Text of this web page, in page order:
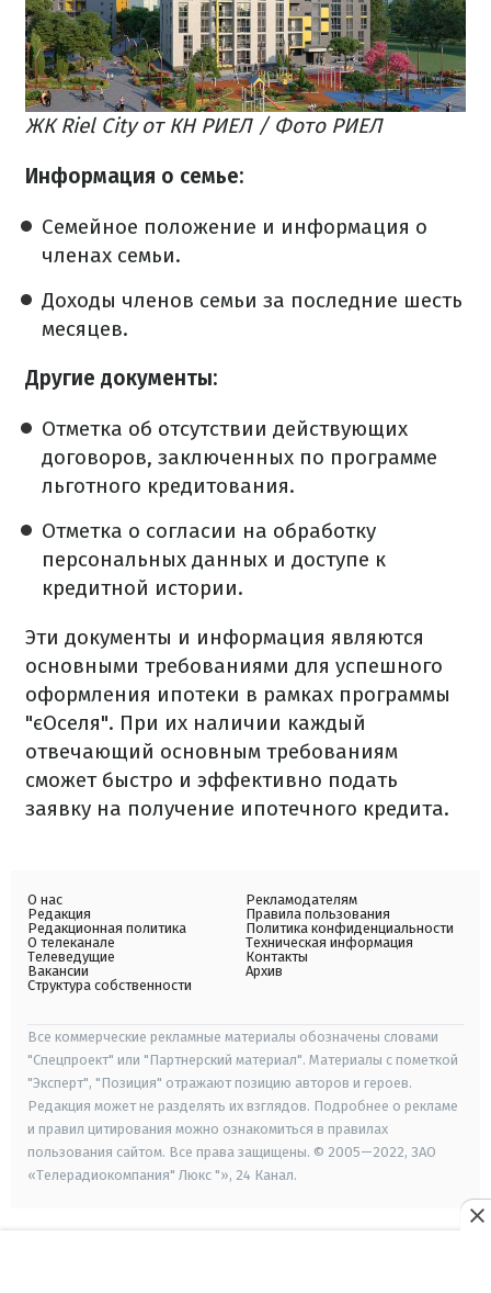
ЖК Riel City от КН РИЕЛ / Фото РИЕЛ
Информация о семье:
Семейное положение и информация о
членах семьи.
Доходы членов семьи за последние шесть
месяцев.
Другие документы:
Отметка об отсутствии действующих
договоров, заключенных по программе
льготного кредитования.
Отметка о согласии на обработку
персональных данных и доступе к
кредитной истории.
Эти документы и информация являются
основными требованиями для успешного
оформления ипотеки в рамках программы
"єОселя". При их наличии каждый
отвечающий основным требованиям
сможет быстро и эффективно подать
заявку на получение ипотечного кредита.
О нас
Редакция
Редакционная политика
О телеканале
Телеведущие
Вакансии
Структура собственности
Рекламодателям
Правила пользования
Политика конфиденциальности
Техническая информация
Контакты
Архив
Все коммерческие рекламные материалы обозначены словами
"Спецпроект" или "Партнерский материал". Материалы с пометкой
"Эксперт", "Позиция" отражают позицию авторов и героев.
Редакция может не разделять их взглядов. Подробнее о рекламе
и правил цитирования можно ознакомиться в правилах
пользования сайтом. Все права защищены. © 2005—2022, ЗАО
«Телерадиокомпания" Люкс "», 24 Канал.